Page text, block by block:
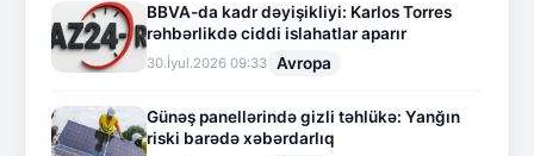
BBVA-da kadr dəyişikliyi: Karlos Torres
rəhbərlikdə ciddi islahatlar aparır
30.İyul.2026 09:33 Avropa
Günəş panellərində gizli təhlükə: Yanğın
riski barədə xəbərdarlıq